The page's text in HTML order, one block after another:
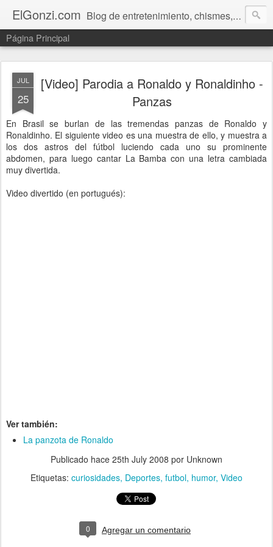
ElGonzi.com Blog de entretenimiento, chismes, humor, farándula, curiosidades, ovnis, noticias calientes, fotos, videos, paranormal y ¡más!
Página Principal
JUL
25
[Video] Parodia a Ronaldo y Ronaldinho -
Panzas
En Brasil se burlan de las tremendas panzas de Ronaldo y
Ronaldinho. El siguiente video es una muestra de ello, y muestra a
los dos astros del fútbol luciendo cada uno su prominente
abdomen, para luego cantar La Bamba con una letra cambiada
muy divertida.
Video divertido (en portugués):
Ver también:
La panzota de Ronaldo
Publicado hace 25th July 2008 por Unknown
Etiquetas: curiosidades Deportes futbol humor Video
0 Agregar un comentario